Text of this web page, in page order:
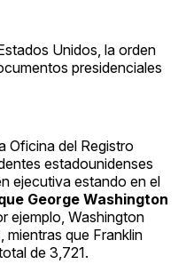
Unidos, la orden
presidenciales
Oficina del Registro
estadounidenses
ejecutiva estando en el
George Washington
ejemplo, Washington
que Franklin
de 3,721.